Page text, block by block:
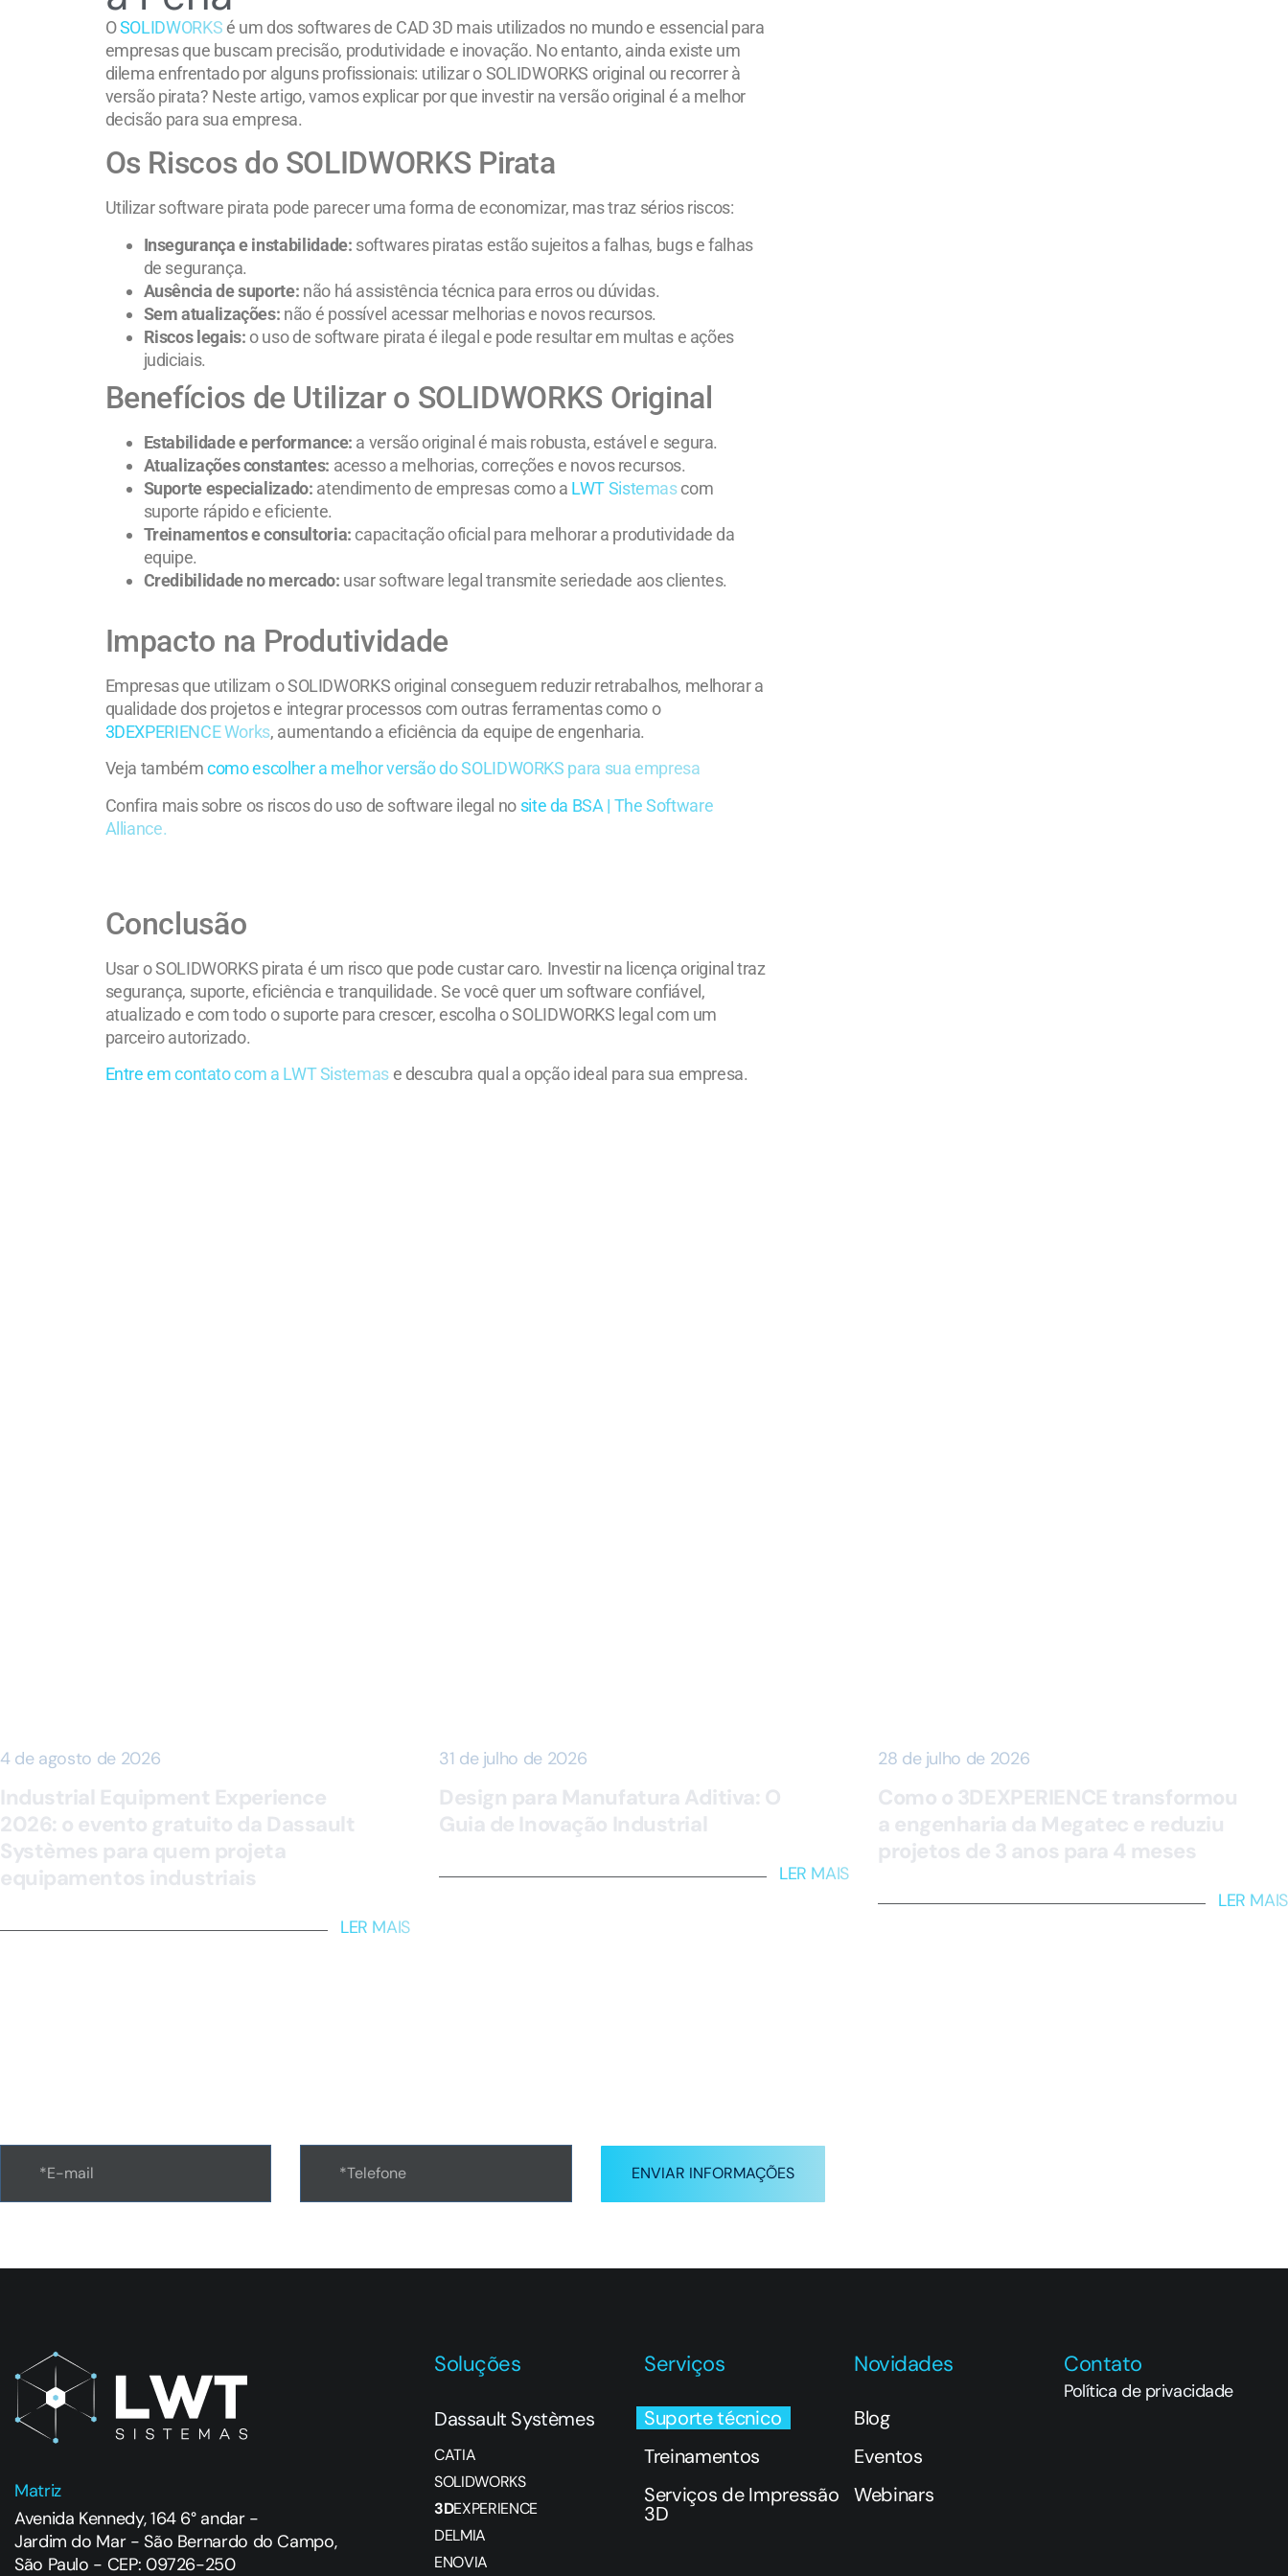
OSOLIDWORKS é um dos softwares de CAD 3D mais utilizados no mundo e essencial para
empresas que buscam precisão, produtividade e inovação. No entanto, ainda existe um
dilema enfrentado por alguns profissionais: utilizar o SOLIDWORKS original ou recorrer à
versão pirata? Neste artigo, vamos explicar por que investir na versão original é a melhor
decisão para sua empresa.
Os Riscos do SOLIDWORKS Pirata
Utilizar software pirata pode parecer uma forma de economizar, mas traz sérios riscos:
Insegurança e instabilidade: softwares piratas estão sujeitos a falhas, bugs e falhas
de segurança.
Ausência de suporte: não há assistência técnica para erros ou dúvidas.
Sem atualizações: não é possível acessar melhorias e novos recursos.
Riscos legais: o uso de software pirata é ilegal e pode resultar em multas e ações
judiciais.
Benefícios de Utilizar o SOLIDWORKS Original
Estabilidade e performance: a versão original é mais robusta, estável e segura.
Atualizações constantes: acesso a melhorias, correções e novos recursos.
Suporte especializado: atendimento de empresas como a LWT Sistemascom
suporte rápido e eficiente.
Treinamentos e consultoria: capacitação oficial para melhorar a produtividade da
equipe.
Credibilidade no mercado: usar software legal transmite seriedade aos clientes.
Impacto na Produtividade
Empresas que utilizam o SOLIDWORKS original conseguem reduzir retrabalhos, melhorar a
qualidade dos projetos e integrar processos com outras ferramentas como o
3DEXPERIENCE Works, aumentando a eficiência da equipe de engenharia.
Veja tambémcomo escolher a melhor versão do SOLIDWORKS para sua empresa
Confira mais sobre os riscos do uso de software ilegal no site da BSA | The Software
Alliance.
Conclusão
Usar o SOLIDWORKS pirata é um risco que pode custar caro. Investir na licença original traz
segurança, suporte, eficiência e tranquilidade. Se você quer um software confiável,
atualizado e com todo o suporte para crescer, escolha o SOLIDWORKS legal com um
parceiro autorizado.
Entre em contato com a LWT Sistemas e descubra qual a opção ideal para sua empresa.
4 de agosto de 2026
Industrial Equipment Experience
2026: o evento gratuito da Dassault
Systèmes para quem projeta
equipamentos industriais
LER MAIS
31 de julho de 2026
Design para Manufatura Aditiva: O
Guia de Inovação Industrial
LER MAIS
28 de julho de 2026
Como o 3DEXPERIENCE transformou
a engenharia da Megatec e reduziu
projetos de 3 anos para 4 meses
LER MAIS
ENVIAR INFORMAÇÕES
Matriz
Avenida Kennedy, 164 6° andar -
Jardim do Mar - São Bernardo do Campo,
São Paulo - CEP: 09726-250
Soluções
Dassault Systèmes
CATIA
SOLIDWORKS
3DEXPERIENCE
DELMIA
ENOVIA
Serviços
Suporte técnico
Treinamentos
Serviços de Impressão
3D
Novidades
Blog
Eventos
Webinars
Contato
Política de privacidade